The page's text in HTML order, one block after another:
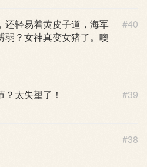
#40
还轻易着黄皮子道，海军
弱？女神真变女猪了。噢
#39
太失望了！
#38